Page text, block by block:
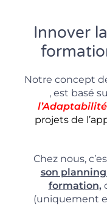
Innover
Notre concept
, est basé
l’Adaptabilité
projets de
Chez nous,
son
formation,
(uniquement